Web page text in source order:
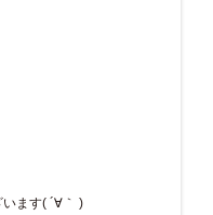
ます( ´∀｀ )